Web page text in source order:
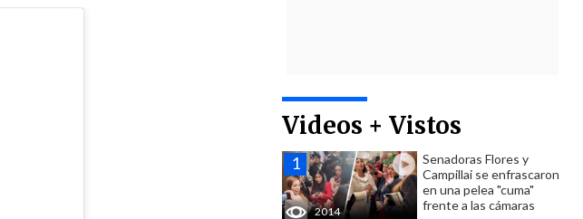
Videos + Vistos
2014
Senadoras Flores y
Campillai se enfrascaron
en una pelea "cuma"
frente a las cámaras